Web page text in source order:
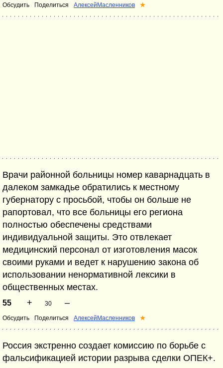
Обсудить Поделиться АлексейМасленников ★
Врачи районной больницы номер каварнадцать в
далеком замкадье обратились к местному
губернатору с просьбой, чтобы он больше не
рапортовал, что все больницы его региона
полностью обеспечены средствами
индивидуальной защиты. Это отвлекает
медицинский персонал от изготовления масок
своими руками и ведет к нарушению закона об
использовании ненормативной лексики в
общественных местах.
55 + 30 –
Обсудить Поделиться АлексейМасленников ★
Россия экстренно создает комиссию по борьбе с
фальсификацией истории разрыва сделки ОПЕК+.